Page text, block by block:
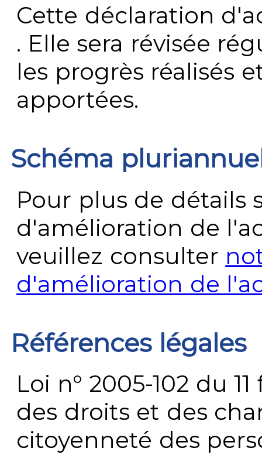
Cette déclaration
. Elle sera révisée
les progrès réalisés
apportées.
Schéma
Pour plus de détails
d'amélioration de
veuillez consulter
d'amélioration de
Références légales
Loi n° 2005-102 du
des droits et des
citoyenneté des